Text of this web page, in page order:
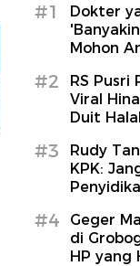
#1
Dokter
Mohon
#2
RS Pusri
Viral
Duit
#3
Rudy
KPK:
#4
Geger
di
HP yang